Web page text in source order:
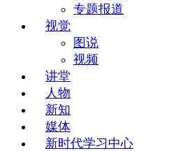
专题报道
视觉
图说
视频
讲堂
人物
新知
媒体
新时代学习中心